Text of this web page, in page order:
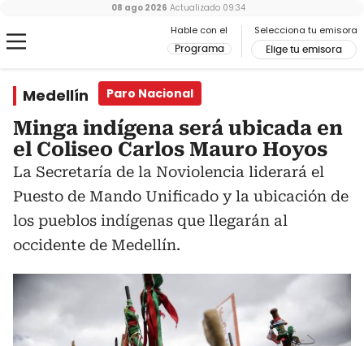
Hable con el
Programa
Selecciona tu emisora
Elige tu emisora
08 ago 2026 Actualizado 09:34
Medellín Paro Nacional
Minga indígena será ubicada en
el Coliseo Carlos Mauro Hoyos
La Secretaría de la Noviolencia liderará el
Puesto de Mando Unificado y la ubicación de
los pueblos indígenas que llegarán al
occidente de Medellín.